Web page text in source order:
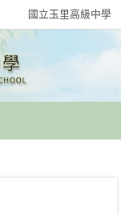
國立玉里高級中學